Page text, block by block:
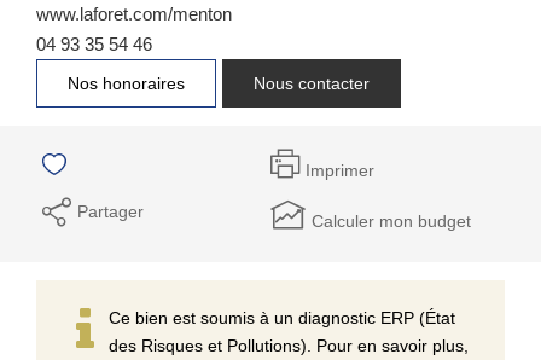
www.laforet.com/menton
04 93 35 54 46
Nos honoraires Nous contacter
Imprimer
Partager Calculer mon budget
Ce bien est soumis à un diagnostic ERP (État
des Risques et Pollutions). Pour en savoir plus,